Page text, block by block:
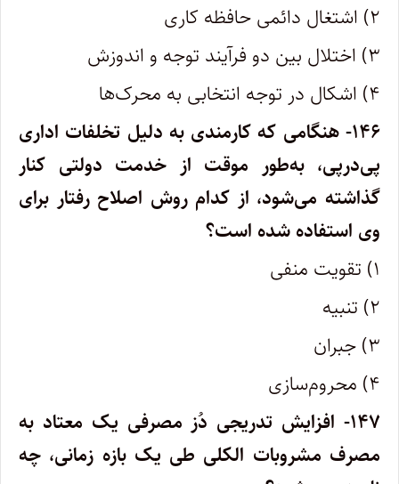
۲) اشتغال دائمی حافظه کاری
۳) اختلال بین دو فرآیند توجه و اندوزش
۴) اشکال در توجه انتخابی به محرک‌ها
۱۴۶- هنگامی که کارمندی به دلیل تخلفات اداری
پی‌درپی، به‌طور موقت از خدمت دولتی کنار
گذاشته می‌شود، از کدام روش اصلاح رفتار برای
وی استفاده شده است؟
۱) تقویت منفی
۲) تنبیه
۳) جبران
۴) محروم‌سازی
۱۴۷- افزایش تدریجی دُز مصرفی یک معتاد به
مصرف مشروبات الکلی طی یک بازه زمانی، چه